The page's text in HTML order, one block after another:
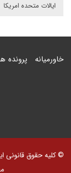
ایالات متحده امریکا
خاورمیانه پرونده
© کلیه حقوق قانونی